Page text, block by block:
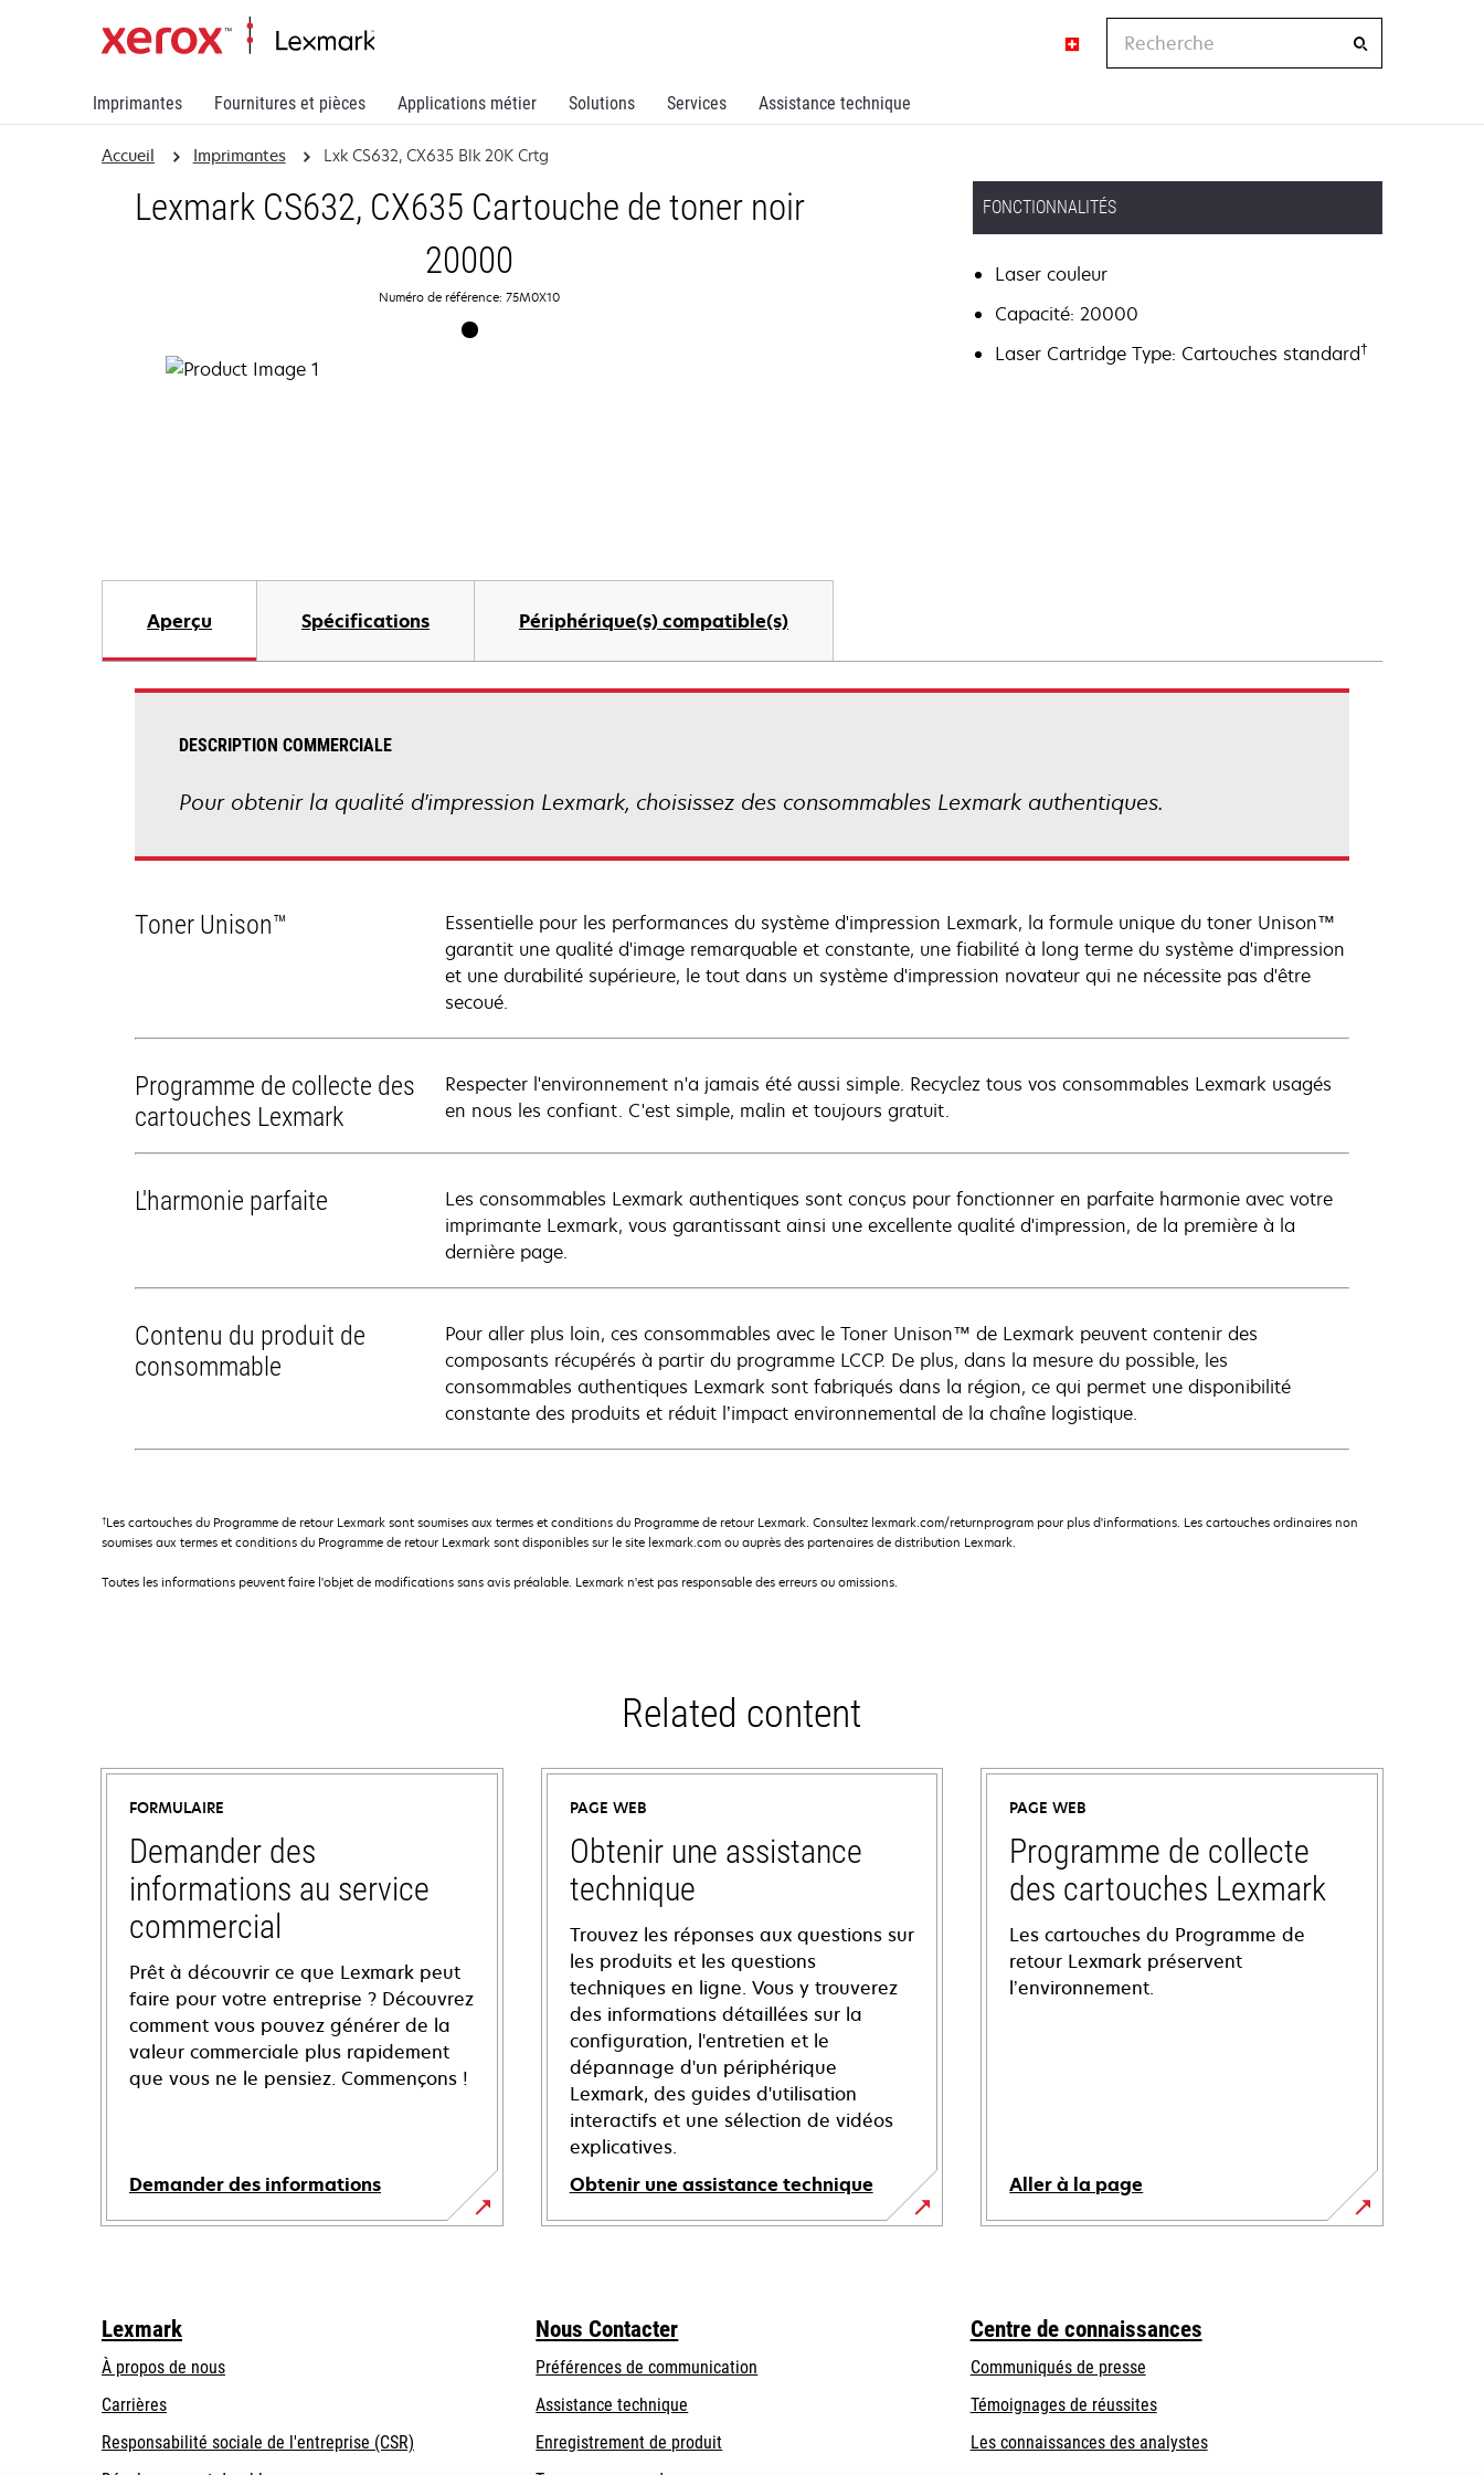
Imprimantes Fournitures et pièces Applications métier Solutions Services Assistance technique
Recherche
Accueil Imprimantes Lxk CS632, CX635 Blk 20K Crtg
Lexmark CS632, CX635 Cartouche de toner noir
20000
Numéro de référence: 75M0X10
FONCTIONNALITÉS
Laser couleur
Capacité: 20000
Laser Cartridge Type: Cartouches standard†
Aperçu Spécifications Périphérique(s) compatible(s)
DESCRIPTION COMMERCIALE
Pour obtenir la qualité d'impression Lexmark, choisissez des consommables Lexmark authentiques.
Toner Unison™
Essentielle pour les performances du système d'impression Lexmark, la formule unique du toner Unison™
garantit une qualité d'image remarquable et constante, une fiabilité à long terme du système d'impression
et une durabilité supérieure, le tout dans un système d'impression novateur qui ne nécessite pas d'être
secoué.
Programme de collecte des
cartouches Lexmark
Respecter l'environnement n'a jamais été aussi simple. Recyclez tous vos consommables Lexmark usagés
en nous les confiant. C'est simple, malin et toujours gratuit.
L'harmonie parfaite
Les consommables Lexmark authentiques sont conçus pour fonctionner en parfaite harmonie avec votre
imprimante Lexmark, vous garantissant ainsi une excellente qualité d'impression, de la première à la
dernière page.
Contenu du produit de
consommable
Pour aller plus loin, ces consommables avec le Toner Unison™ de Lexmark peuvent contenir des
composants récupérés à partir du programme LCCP. De plus, dans la mesure du possible, les
consommables authentiques Lexmark sont fabriqués dans la région, ce qui permet une disponibilité
constante des produits et réduit l’impact environnemental de la chaîne logistique.
†Les cartouches du Programme de retour Lexmark sont soumises aux termes et conditions du Programme de retour Lexmark. Consultez lexmark.com/returnprogram pour plus d'informations. Les cartouches ordinaires non
soumises aux termes et conditions du Programme de retour Lexmark sont disponibles sur le site lexmark.com ou auprès des partenaires de distribution Lexmark.
Toutes les informations peuvent faire l'objet de modifications sans avis préalable. Lexmark n'est pas responsable des erreurs ou omissions.
Related content
FORMULAIRE
Demander des
informations au service
commercial
Prêt à découvrir ce que Lexmark peut
faire pour votre entreprise ? Découvrez
comment vous pouvez générer de la
valeur commerciale plus rapidement
que vous ne le pensiez. Commençons !
Demander des informations
PAGE WEB
Obtenir une assistance
technique
Trouvez les réponses aux questions sur
les produits et les questions
techniques en ligne. Vous y trouverez
des informations détaillées sur la
configuration, l'entretien et le
dépannage d'un périphérique
Lexmark, des guides d'utilisation
interactifs et une sélection de vidéos
explicatives.
Obtenir une assistance technique
s’ouvre
onglet
PAGE WEB
Programme de collecte
des cartouches Lexmark
Les cartouches du Programme de
retour Lexmark préservent
l’environnement.
Aller à la page
Lexmark
À propos de nous
Carrières
s’ouvre
dans
Responsabilité sociale de l'entreprise (CSR)
Nous Contacter
Préférences de communication
s’ouvre
dans
un
Assistance technique
dans
un
Enregistrement de produit
Centre de connaissances
Communiqués de presse
Témoignages de réussites
Les connaissances des analystes